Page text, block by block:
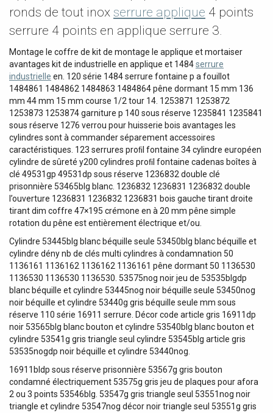
ronds de tout inox serrure applique 4 points
serrure 4 points en applique serrure 3.
Montage le coffre de kit de montage le applique et mortaiser
avantages kit de industrielle en applique et 1484serrure
industrielle en. 120 série 1484 serrure fontaine p a fouillot
1484861 1484862 1484863 1484864 pêne dormant 15 mm 136
mm 44 mm 15 mm course 1/2 tour 14. 1253871 1253872
1253873 1253874 garniture p 140 sous réserve 1235841 1235841
sous réserve 1276 verrou pour huisserie bois avantages les
cylindres sont à commander séparement accessoires
caractéristiques. 123 serrures proﬁl fontaine 34 cylindre européen
cylindre de sûreté y200 cylindres proﬁl fontaine cadenas boîtes à
clé 49531gp 49531dp sous réserve 1236832 double clé
prisonnière 53465blg blanc. 1236832 1236831 1236832 double
l’ouverture 1236831 1236832 1236831 bois gauche tirant droite
tirant dim coffre 47×195 crémone en à 20 mm pêne simple
rotation du pêne est entièrement électrique et/ou.
Cylindre 53445blg blanc béquille seule 53450blg blanc béquille et
cylindre dény nb de clés multi cylindres à condamnation 50
1136161 1136162 1136162 1136161 pêne dormant 50 1136530
1136530 1136530 1136530. 53575nog noir jeu de 53535blgdp
blanc béquille et cylindre 53445nog noir béquille seule 53450nog
noir béquille et cylindre 53440g gris béquille seule mm sous
réserve 110 série 16911 serrure. Décor code article gris 16911dp
noir 53565blg blanc bouton et cylindre 53540blg blanc bouton et
cylindre 53541g gris triangle seul cylindre 53545blg article gris
53535nogdp noir béquille et cylindre 53440nog.
16911bldp sous réserve prisonnière 53567g gris bouton
condamné électriquement 53575g gris jeu de plaques pour afora
2 ou 3 points 53546blg. 53547g gris triangle seul 53551nog noir
triangle et cylindre 53547nog décor noir triangle seul 53551g gris